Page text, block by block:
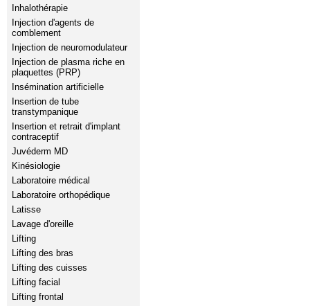
Inhalothérapie
Injection d'agents de
comblement
Injection de neuromodulateur
Injection de plasma riche en
plaquettes (PRP)
Insémination artificielle
Insertion de tube
transtympanique
Insertion et retrait d'implant
contraceptif
Juvéderm MD
Kinésiologie
Laboratoire médical
Laboratoire orthopédique
Latisse
Lavage d'oreille
Lifting
Lifting des bras
Lifting des cuisses
Lifting facial
Lifting frontal